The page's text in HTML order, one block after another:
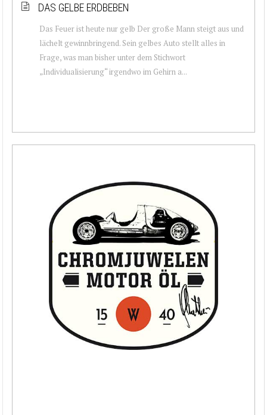
DAS GELBE ERDBEBEN
Das Feuer ist heute nur gelb Der große Mann steigt aus und
lächelt gewinnbringend. Sein gelbes Auto stellt alles in
Frage, was man bisher unter dem Stichwort
„Individualisierung“ irgendwo im Gehirn a...